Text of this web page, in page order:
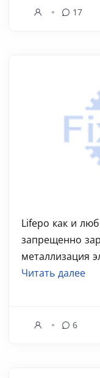
17
Lifepo как и
запрещенно
металлизация
Читать далее
6